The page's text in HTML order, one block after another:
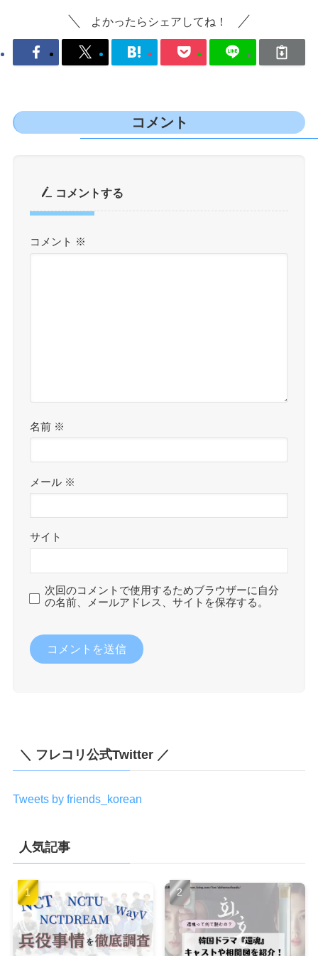
よかったらシェアしてね！
コメント
コメントする
コメント ※
名前 ※
メール ※
サイト
次回のコメントで使用するためブラウザーに自分
の名前、メールアドレス、サイトを保存する。
＼ フレコリ公式Twitter ／
Tweets by friends_korean
人気記事